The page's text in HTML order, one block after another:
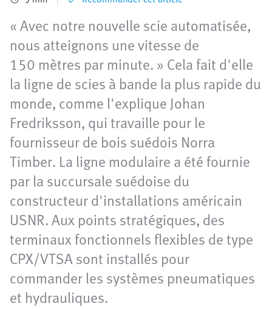
« Avec notre nouvelle scie automatisée,
nous atteignons une vitesse de
150 mètres par minute. » Cela fait d'elle
la ligne de scies à bande la plus rapide du
monde, comme l'explique Johan
Fredriksson, qui travaille pour le
fournisseur de bois suédois Norra
Timber. La ligne modulaire a été fournie
par la succursale suédoise du
constructeur d'installations américain
USNR. Aux points stratégiques, des
terminaux fonctionnels flexibles de type
CPX/VTSA sont installés pour
commander les systèmes pneumatiques
et hydrauliques.